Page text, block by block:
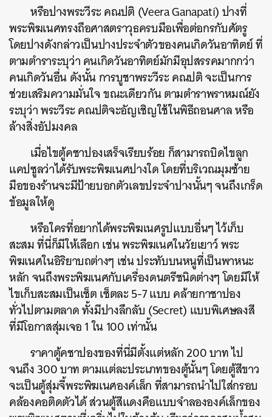
หรือปางพระวีระ คณปติ (Veera Ganapati) ปางที่
พระพิฆเนศทรงถือศาสตราวุธครบมือเพื่อต่อกรกับศัตรู
โดยปางดังกล่าวเป็นปางประจำตัวของคนเกิดวันอาทิตย์ ที่
ตามตำราระบุว่า คนเกิดวันอาทิตย์มักมีอุปสรรคมากกว่า
คนเกิดวันอื่น ดังนั้น การบูชาพระวีระ คณปติ จะเป็นการ
ช่วยเสริมความมั่นใจ ขณะเดียวกัน ตามตำราพราหมณ์ยัง
ระบุว่า พระวีระ คณปติจะอัญเชิญใช้ในพิธีถอนศาล หรือ
ล้างสิ่งอัปมงคล
เมื่อไขตู้คชาปองเสร็จเรียบร้อย ก็สามารถบิดไขลูก
แคปซูลว่าได้รับพระพิฆเนศปางใด โดยที่บริเวณมุมซ้าย
มือของร้านจะมีป้ายบอกตัวเลขประจำปางนั้นๆ จนถึงเกร็ด
ข้อมูลให้ดู
หรือใครที่อยากได้พระพิฆเนศรูปแบบอื่นๆ ไว้เก็บ
สะสม ที่นี่ก็มีให้เลือก เช่น พระพิฆเนศในวัยเยาว์ พระ
พิฆเนศในอิริยาบถต่างๆ เช่น ประทับบนหนูที่เป็นพาหนะ
หลัก จนถึงพระพิฆเนศกับเครื่องดนตรีชนิดต่างๆ โดยมีให้
ไขเก็บสะสมเป็นเซ็ต เซ็ตละ 5-7 แบบ คล้ายกาชาปอง
ทั่วไปตามตลาด ทั้งมีปางลึกลับ (Secret) แบบพิเศษลงสี
ที่มีโอกาสสุ่มเจอ 1 ใน 100 เท่านั้น
ราคาตู้คชาปองของที่นี่มีตั้งแต่หลัก 200 บาท ไป
จนถึง 300 บาท ตามแต่ละประเภทของตู้นั้นๆ โดยตู้สีขาว
จะเป็นตู้สุ่มจี้พระพิฆเนศองค์เล็ก ที่สามารถนำไปใส่กรอบ
คล้องคอติดตัวได้ ส่วนตู้สีแดงคือแบบจำลององค์เล็กของ